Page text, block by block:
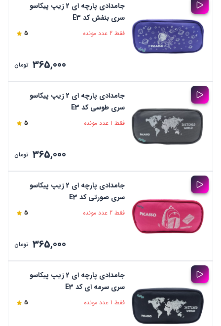
جامدادی پارچه ای 2 زیپ پیکاسو
سری بنفش کد E3
فقط 2 عدد مونده 5
365,000 تومان
جامدادی پارچه ای 2 زیپ پیکاسو
سری طوسی کد E3
فقط 1 عدد مونده 5
365,000 تومان
جامدادی پارچه ای 2 زیپ پیکاسو
سری صورتی کد E3
فقط 2 عدد مونده 5
365,000 تومان
جامدادی پارچه ای 2 زیپ پیکاسو
سری سرمه ای کد E3
فقط 1 عدد مونده 5